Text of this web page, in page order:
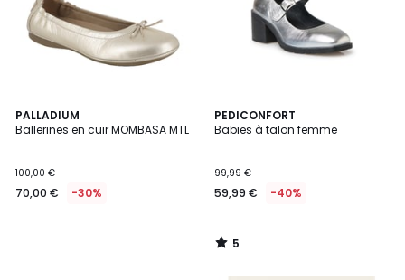
PALLADIUM
Ballerines en cuir MOMBASA MTL
100,00 €
70,00 € -30%
PEDICONFORT
Babies à talon femme
99,99 €
59,99 € -40%
5
/
5
/